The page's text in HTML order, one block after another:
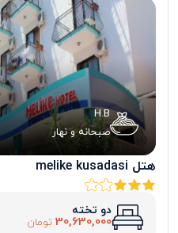
H.B
صبحانه و نهار
هتل melike kusadasi
دو تخته
30,630,000 تومان